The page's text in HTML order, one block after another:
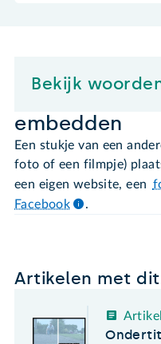
Bekijk
embedden
Een stukje van een
foto of een filmpje)
een eigen website, een
Facebook
.
Artikelen met
Artikel